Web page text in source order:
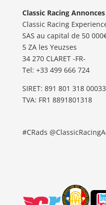
Classic Racing Annonces
Classic Racing
SAS au capital de 50
5 ZA les Yeuzses
34 270 CLARET -FR-
Tel: ‭+33 499 666 724‬
SIRET: 891 801 318 00033
TVA: FR1 8891801318
#CRads